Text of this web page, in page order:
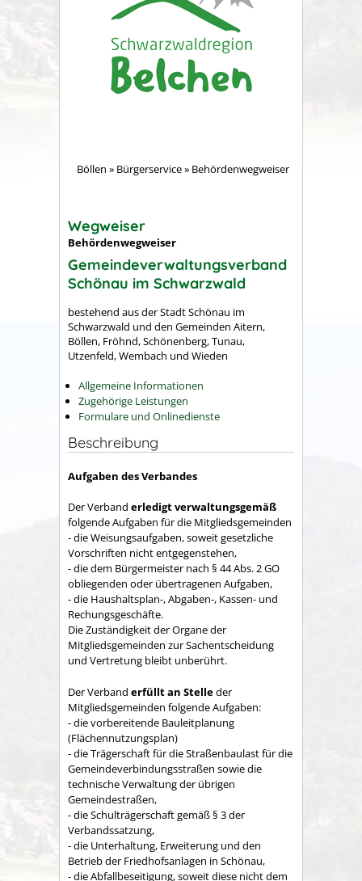
Böllen » Bürgerservice» Behördenwegweiser
Wegweiser
Behördenwegweiser
Gemeindeverwaltungsverband
Schönau im Schwarzwald
bestehend aus der Stadt Schönau im
Schwarzwald und den Gemeinden Aitern,
Böllen, Fröhnd, Schönenberg, Tunau,
Utzenfeld, Wembach und Wieden
Allgemeine Informationen
Zugehörige Leistungen
Formulare und Onlinedienste
Beschreibung
Aufgaben des Verbandes
Der Verband erledigt verwaltungsgemäß
folgende Aufgaben für die Mitgliedsgemeinden
- die Weisungsaufgaben, soweit gesetzliche
Vorschriften nicht entgegenstehen,
- die dem Bürgermeister nach § 44 Abs. 2 GO
obliegenden oder übertragenen Aufgaben,
- die Haushaltsplan-, Abgaben-, Kassen- und
Rechungs­geschäfte.
Die Zuständigkeit der Organe der
Mitgliedsgemeinden zur Sachent­scheidung
und Vertretung bleibt unberührt.
Der Verband erfüllt an Stelleder
Mitgliedsgemeinden folgende Aufgaben:
- die vorbereitende Bauleitplanung
(Flächennutzungsplan)
- die Trägerschaft für die Straßenbaulast für die
Gemeindeverbindungsstraßen sowie die
technische Verwaltung der übrigen
Gemeindestraßen,
- die Schulträgerschaft gemäß § 3 der
Verbandssatzung,
- die Unterhaltung, Erweiterung und den
Betrieb der Friedhofsanlagen in Schönau,
- die Abfallbeseitigung, soweit diese nicht dem